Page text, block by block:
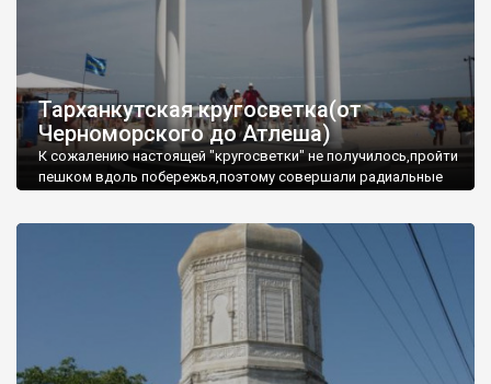
Тарханкутская кругосветка(от
Черноморского до Атлеша)
К сожалению настоящей "кругосветки" не получилось,пройти
пешком вдоль побережья,поэтому совершали радиальные